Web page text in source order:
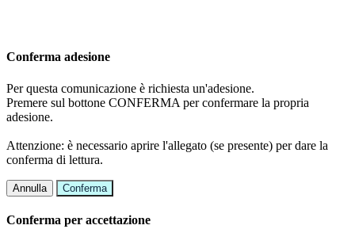
Conferma adesione
Per questa comunicazione è richiesta un'adesione.
Premere sul bottone CONFERMA per confermare la propria
adesione.
Attenzione: è necessario aprire l'allegato (se presente) per dare la
conferma di lettura.
Annulla Conferma
Conferma per accettazione